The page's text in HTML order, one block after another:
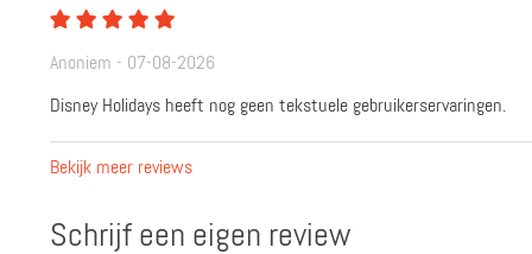
Anoniem - 07-08-2026
Disney Holidays heeft nog geen tekstuele gebruikerservaringen.
Bekijk meer reviews
Schrijf een eigen review